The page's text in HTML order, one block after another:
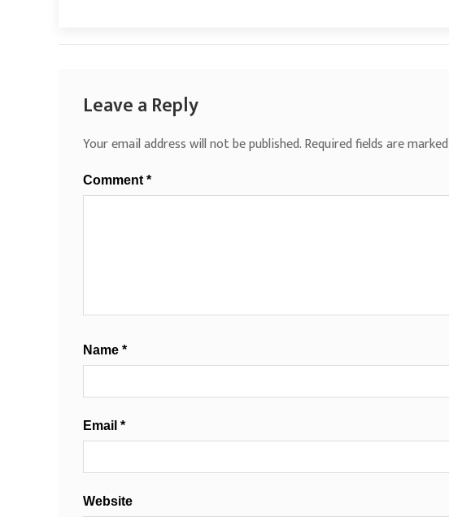
Leave a Reply
Your email address will not be published.Required fields are marked
Comment *
Name *
Email *
Website